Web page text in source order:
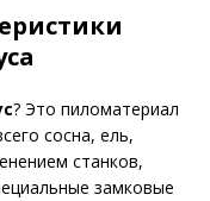
? Это пиломатериал
сосна, ель,
станков,
замковые